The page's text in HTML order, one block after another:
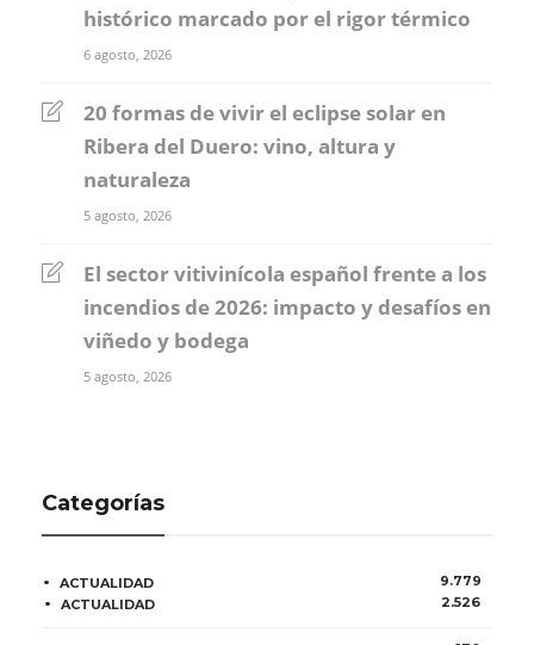
histórico marcado por el rigor térmico
6 agosto, 2026
20 formas de vivir el eclipse solar en
Ribera del Duero: vino, altura y
naturaleza
5 agosto, 2026
El sector vitivinícola español frente a los
incendios de 2026: impacto y desafíos en
viñedo y bodega
5 agosto, 2026
Categorías
ACTUALIDAD
9.779
ACTUALIDAD
2.526